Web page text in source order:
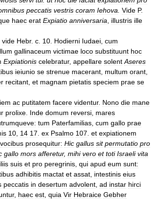
peccatis vestris coram Iehova Vide P.
haec erat Expiatio anniversaria illustris ille
vide Hebr. c 10 Hodierni Iudaei cum
gallinaceum victimae loco substituunt hoc
Expiationis celebratur, appellare solent Aseres
ieiunio se strenue macerant multum orant
recitant et magnam pietatis speciem prae se
ac putitatem facere videntur. Nono die mane
prolixe Inde domum reversi mares
tum Paterfamilias cum gallo prae
10 14 17 ex Psalmo 107 et expiationem
vocibus prosequitur: Hic gallus sit permutatio pro
gallo mors afferetur, mihi vero et toti Israeli vita
suis et pro peregrinis qui apud eum sunt:
adhibitis mactat et assat intestinis eius
peccatis in desertum advolent ad instar hirci
, haec est quia Vir Hebraice Gebher